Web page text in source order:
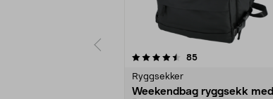
85anmeldelser
Ryggsekker
Weekendbag ryggsekk med
4.0 av 5 stjerner